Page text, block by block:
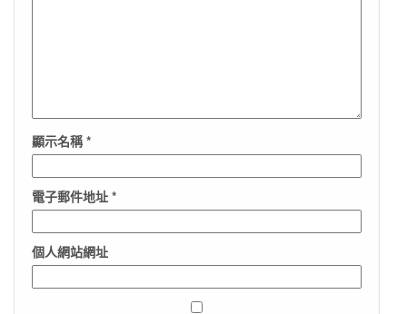
顯示名稱*
電子郵件地址 *
個人網站網址